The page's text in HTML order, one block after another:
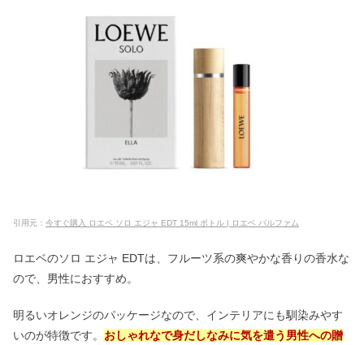
引用元： 今すぐ購入 ロエベ ソロ エジャ EDT 15ml ボトル | ロエベ パルファム
ロエベのソロ エジャ EDTは、フルーツ系の爽やかな香りの香水な
ので、男性におすすめ。
明るいオレンジのパッケージなので、インテリアにも馴染みやす
いのが特徴です。 おしゃれなで身だしなみに気を遣う男性への贈